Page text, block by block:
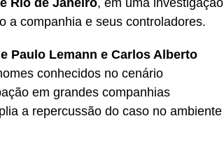
a companhia e seus controladores.
Paulo Lemann e Carlos Alberto
conhecidos no cenário
em grandes companhias
a repercussão do caso no ambiente